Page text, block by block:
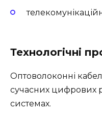
Технологічні
Оптоволоконні
сучасних цифрових
системах.